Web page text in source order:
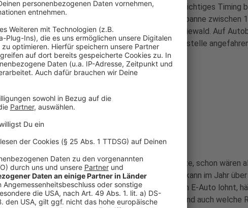
Preis-Unterschiede bei den Tankstellen. Ein richtiges Timing
"Am günstigsten tanken Autofahrer in der Zeitspanne zwischen
20 und 22 Uhr", so ADAC-Experte Johannes Giewald. Auf
als Raststätten mit angeschlossener Tankstelle
etwas weiter außerhalb liegen.
als Ausweg
dass man einfach auf ein E-Auto umsteigen sollte, schon wären
Ist das so? Durchaus - ein Durchschnittsfahrer kann im Jahr über
Benziner sparen. Aber, ob sich der hohe Preis für ein E-Auto lohnt,
man fährt, welche Lademöglichkeiten man hat und auch welche